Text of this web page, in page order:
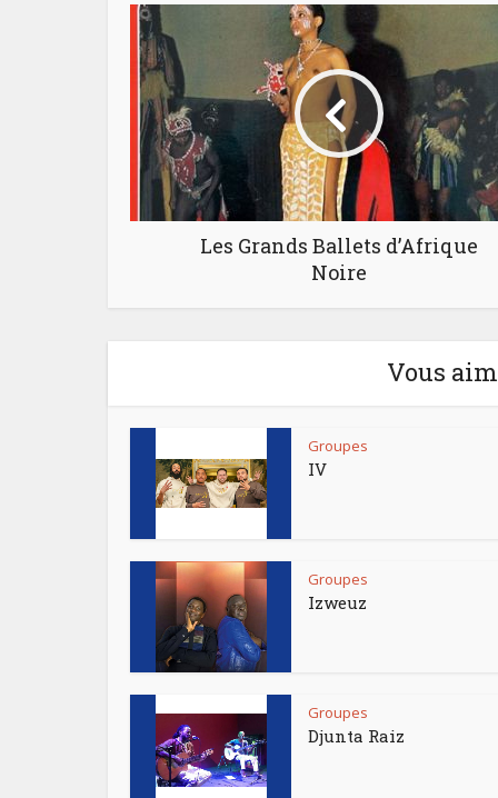
Les Grands Ballets d’Afrique
Noire
Vous
Groupes
IV
Groupes
Izweuz
Groupes
Djunta Raiz